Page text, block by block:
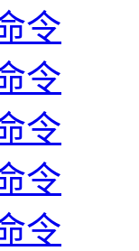
令
令
令
令
令